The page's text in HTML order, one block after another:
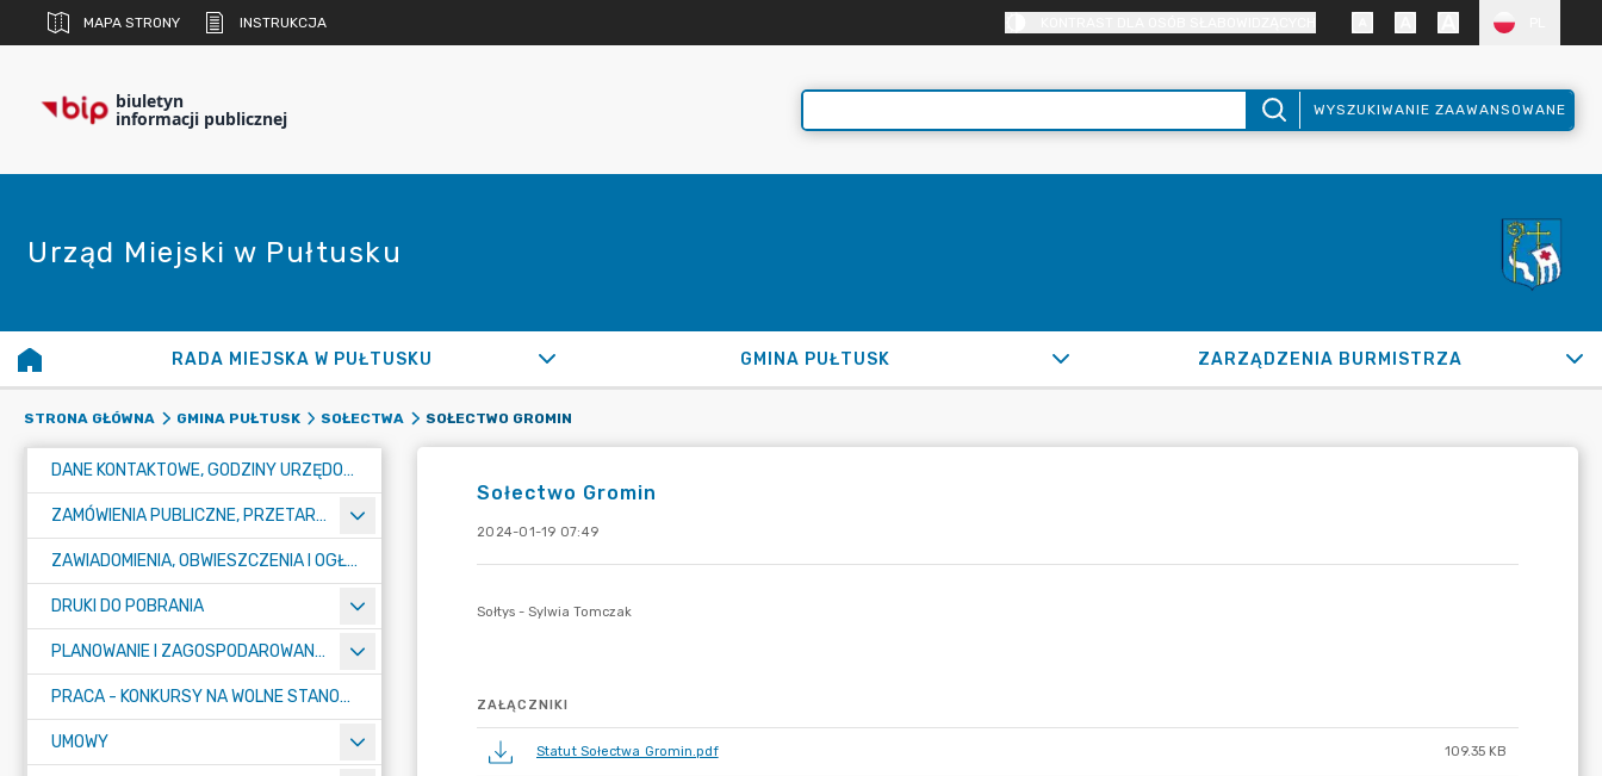
MAPA STRONY INSTRUKCJA
biuletyn
informacji publicznej WYSZUKIWANIE ZAAWANSOWANE
Urząd Miejski w Pułtusku
RADA MIEJSKA W PUŁTUSKU GMINA PUŁTUSK ZARZĄDZENIA BURMISTRZA
STRONA GŁÓWNA GMINA PUŁTUSK SOŁECTWA SOŁECTWO GROMIN
DANE KONTAKTOWE, GODZINY URZĘDOWANIA I NUMER KONTA BANKOWEGO
ZAMÓWIENIA PUBLICZNE, PRZETARGI, KONKURSY
ZAWIADOMIENIA, OBWIESZCZENIA I OGŁOSZENIA
DRUKI DO POBRANIA
PLANOWANIE I ZAGOSPODAROWANIE PRZESTRZENNE
PRACA - KONKURSY NA WOLNE STANOWISKA
UMOWY
Sołectwo Gromin
2024-01-19 07:49
ZAŁĄCZNIKI
Statut Sołectwa Gromin.pdf 109.35 KB